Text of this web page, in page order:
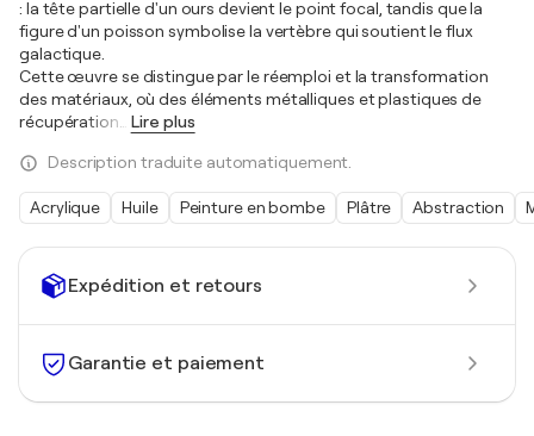
Expédition et retours
Garantie et paiement
: la tête partielle d'un ours devient le point focal, tandis que la
figure d'un poisson symbolise la vertèbre qui soutient le flux
galactique.
Cette œuvre se distingue par le réemploi et la transformation
des matériaux, où des éléments métalliques et plastiques de
récupération… Lire plus
Description traduite automatiquement.
Acrylique Huile Peinture en bombe Plâtre Abstraction